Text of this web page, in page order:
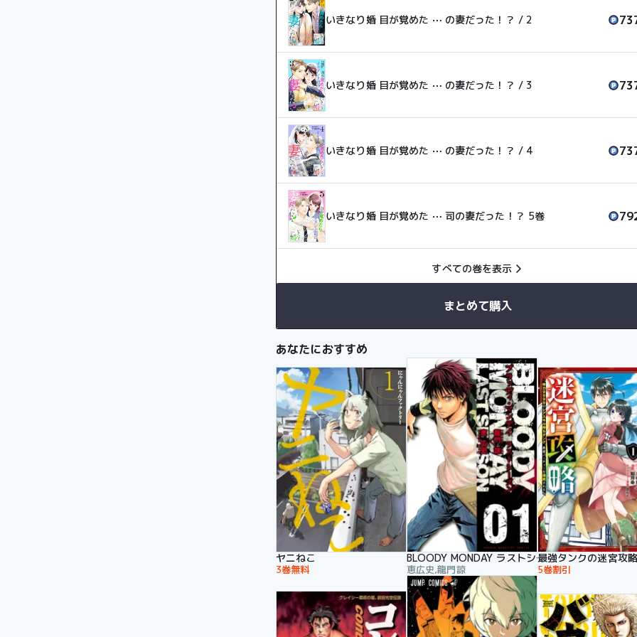
いきなり婚 目が覚めた ⋯ の妻だった！？ / 2
いきなり婚 目が覚めた ⋯ の妻だった！？ / 3
いきなり婚 目が覚めた ⋯ の妻だった！？ / 4
いきなり婚 目が覚めた ⋯ 司の妻だった！？ 5巻
すべての巻を表示
まとめて購入
あなたにおすすめ
ヤニねこ
3巻無料
BLOODY MONDAY ラストシーズン
恵広史,龍門諒
最強タンクの迷宮攻
5巻割引